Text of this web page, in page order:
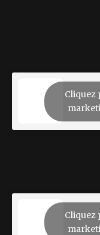
Cliquez
Cliquez